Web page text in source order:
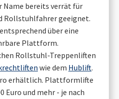
Name bereits verrät für
Rollstuhlfahrer geeignet.
über eine
Plattform.
Rollstuhl-Treppenliften
wie dem Hublift.
erhältlich. Plattformlifte
Euro und mehr - je nach